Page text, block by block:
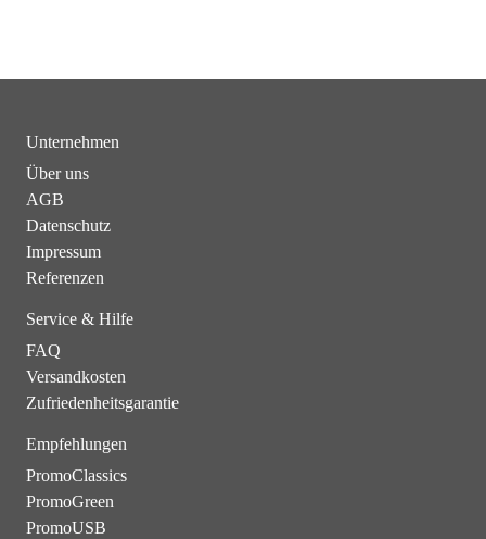
Unternehmen
Über uns
AGB
Datenschutz
Impressum
Referenzen
Service & Hilfe
FAQ
Versandkosten
Zufriedenheitsgarantie
Empfehlungen
PromoClassics
PromoGreen
PromoUSB